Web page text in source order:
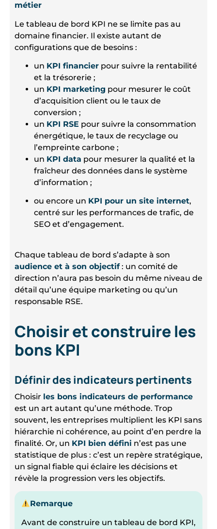
métier
Le tableau de bord KPI ne se limite pas au
domaine financier. Il existe autant de
configurations que de besoins :
un KPI financier pour suivre la rentabilité
et la trésorerie ;
un KPI marketing pour mesurer le coût
d’acquisition client ou le taux de
conversion ;
un KPI RSE pour suivre la consommation
énergétique, le taux de recyclage ou
l’empreinte carbone ;
un KPI data pour mesurer la qualité et la
fraîcheur des données dans le système
d’information ;
ou encore un KPI pour un site internet,
centré sur les performances de trafic, de
SEO et d’engagement.
Chaque tableau de bord s’adapte à son
audience et à son objectif: un comité de
direction n’aura pas besoin du même niveau de
détail qu’une équipe marketing ou qu’un
responsable RSE.
Choisir et construire les
bons KPI
Définir des indicateurs pertinents
Choisir les bons indicateurs de performance
est un art autant qu’une méthode. Trop
souvent, les entreprises multiplient les KPI sans
hiérarchie ni cohérence, au point d’en perdre la
finalité. Or, un KPI bien défini n’est pas une
statistique de plus : c’est un repère stratégique,
un signal fiable qui éclaire les décisions et
révèle la progression vers les objectifs.
Remarque
Avant de construire un tableau de bord KPI,